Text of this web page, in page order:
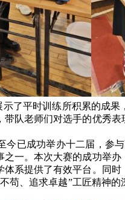
了平时训练所积累的成
队老师们对选手的优秀
今已成功举办十二届，参
一。本次大赛的成功举办
系提供了有效平台。同
苟、追求卓越”工匠精神